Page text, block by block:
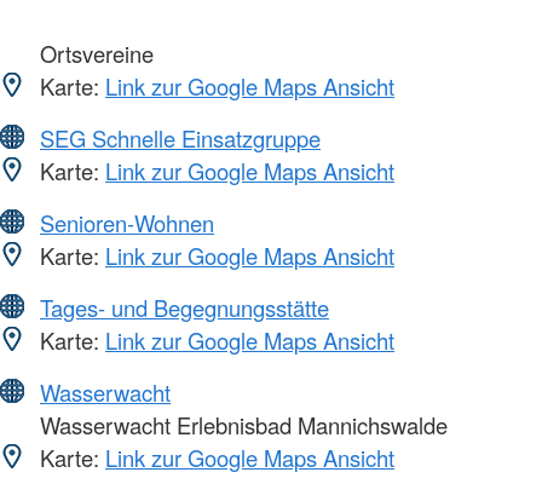
Ortsvereine
Karte: Link zur Google Maps Ansicht
SEG Schnelle Einsatzgruppe
Karte: Link zur Google Maps Ansicht
Senioren-Wohnen
Karte: Link zur Google Maps Ansicht
Tages- und Begegnungsstätte
Karte: Link zur Google Maps Ansicht
Wasserwacht
Wasserwacht Erlebnisbad Mannichswalde
Karte: Link zur Google Maps Ansicht